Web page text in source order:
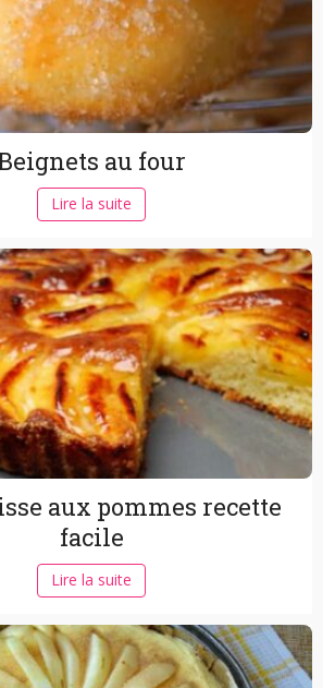
au four
Lire la suite
aux pommes recette
facile
Lire la suite